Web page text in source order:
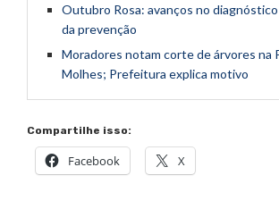
Outubro Rosa: avanços no
da prevenção
Moradores notam corte de árvores na
Molhes; Prefeitura explica motivo
Compartilhe isso:
Facebook X